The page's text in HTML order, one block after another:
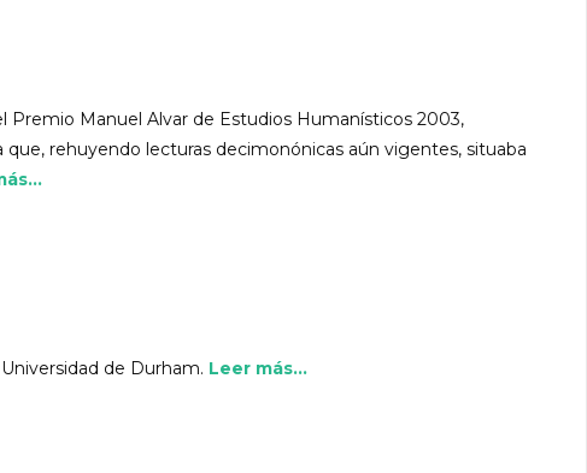
Manuel Alvar de Estudios Humanísticos 2003,
que, rehuyendo lecturas decimonónicas aún vigentes, situaba
de Durham. Leer más...